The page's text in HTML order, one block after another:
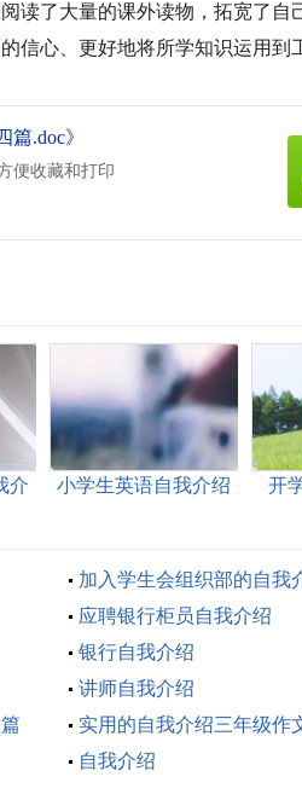
读了大量的课外读物，拓宽了自
信心、更好地将所学知识运用到
篇.doc》
便收藏和打印
介
小学生英语自我介绍 开
加入学生会组织部的自我
应聘银行柜员自我介绍
银行自我介绍
讲师自我介绍
实用的自我介绍三年级作
自我介绍